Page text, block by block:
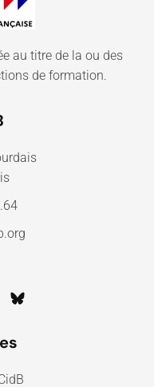
au titre de la ou des
de formation.